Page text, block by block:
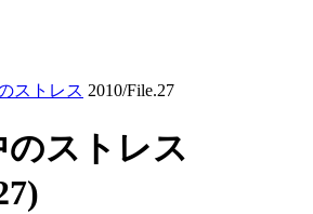
ストレス 2010/File.27
ストレス